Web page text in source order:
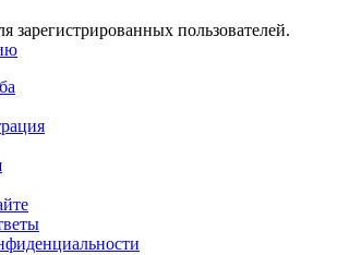
зарегистрированных пользователей.